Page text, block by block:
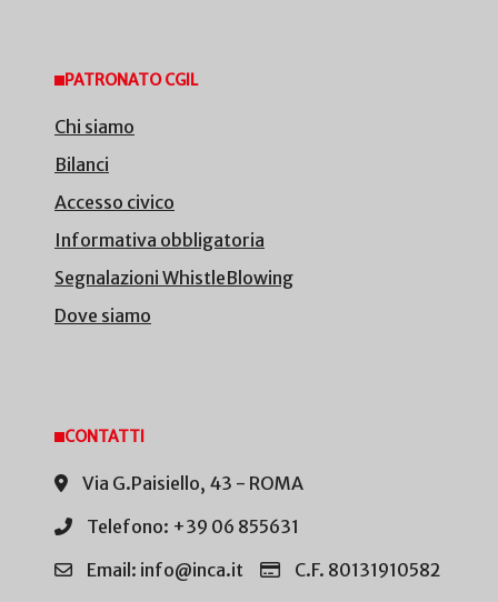
PATRONATO CGIL
Chi siamo
Bilanci
Accesso civico
Informativa obbligatoria
Segnalazioni WhistleBlowing
Dove siamo
CONTATTI
Via G.Paisiello, 43 - ROMA
Telefono: +39 06 855631
Email: info@inca.it
C.F. 80131910582